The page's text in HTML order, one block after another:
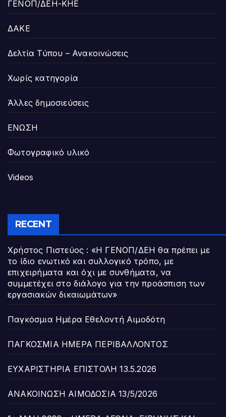
ΓΕΝΟΠ/ΔΕΗ-ΚΗΕ
ΔΑΚΕ
Δελτία Τύπου – Ανακοινώσεις
Χωρίς κατηγορία
Άλλες δημοσιεύσεις
ΕΝΩΣΗ
Φωτογραφικό υλικό
Videos
RECENT
Χρήστος Πιστεύος : «Η ΓΕΝΟΠ/ΔΕΗ θα πρέπει με
το ίδιο ενωτικό και συλλογικό τρόπο, με
επιχειρήματα και όχι με συνθήματα, να
συμμετέχει στο διάλογο για την προάσπιση των
εργασιακών δικαιωμάτων»
Παγκόσμια Ημέρα Εθελοντή Αιμοδότη
ΠΑΓΚΟΣΜΙΑ ΗΜΕΡΑ ΠΕΡΙΒΑΛΛΟΝΤΟΣ
ΕΥΧΑΡΙΣΤΗΡΙΑ ΕΠΙΣΤΟΛΗ 13.5.2026
ΑΝΑΚΟΙΝΩΣΗ ΑΙΜΟΔΟΣΙΑ 13/5/2026